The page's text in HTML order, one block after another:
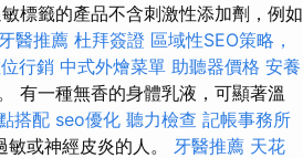
標籤的產品不含刺激性添加劑，例如
醫推薦 杜拜簽證 區域性SEO策略，
行銷 中式外燴菜單 助聽器價格 安養
有一種無香的身體乳液，可顯著溫
搭配 seo優化 聽力檢查 記帳事務所
或神經皮炎的人。 牙醫推薦 天花